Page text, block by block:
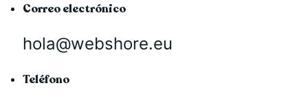
Correo electrónico
hola@webshore.eu
Teléfono